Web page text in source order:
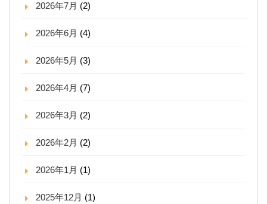
2026年7月 (2)
2026年6月 (4)
2026年5月 (3)
2026年4月 (7)
2026年3月 (2)
2026年2月 (2)
2026年1月 (1)
2025年12月 (1)